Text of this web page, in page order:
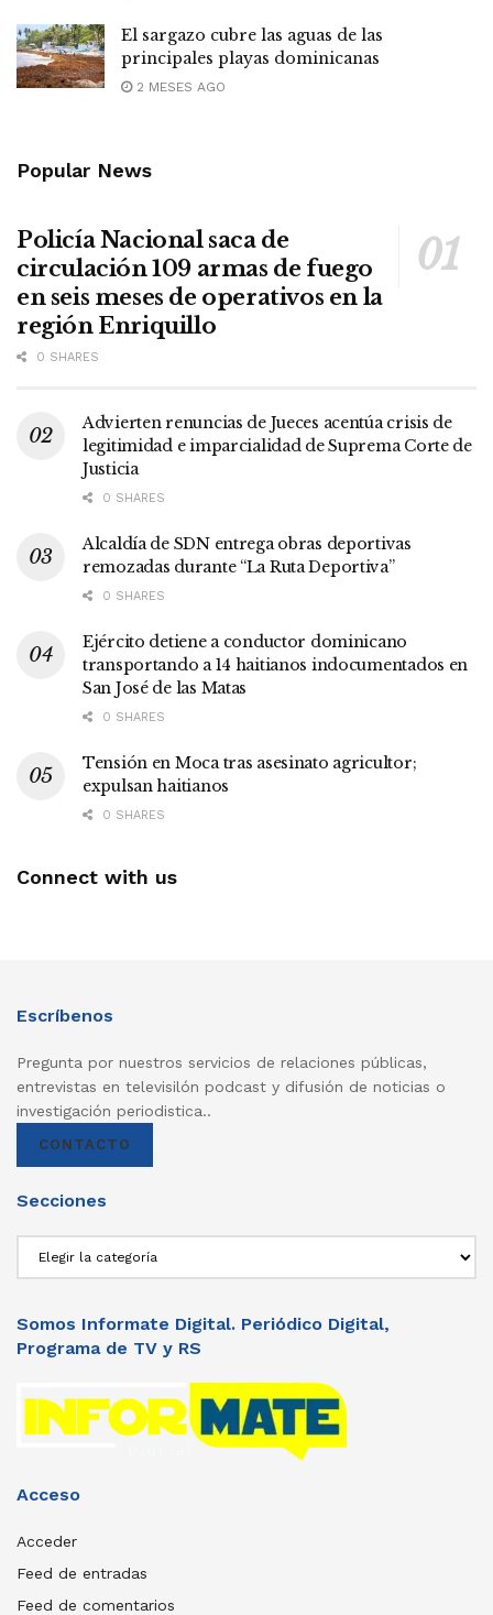
El sargazo cubre las aguas de las
principales playas dominicanas
2 MESES AGO
Popular News
Policía Nacional saca de
circulación 109 armas de fuego
en seis meses de operativos en la
región Enriquillo
0 SHARES
Advierten renuncias de Jueces acentúa crisis de
legitimidad e imparcialidad de Suprema Corte de
Justicia
0 SHARES
Alcaldía de SDN entrega obras deportivas
remozadas durante “La Ruta Deportiva”
0 SHARES
Ejército detiene a conductor dominicano
transportando a 14 haitianos indocumentados en
San José de las Matas
0 SHARES
Tensión en Moca tras asesinato agricultor;
expulsan haitianos
0 SHARES
Connect with us
Escríbenos
Pregunta por nuestros servicios de relaciones públicas,
entrevistas en televisilón podcast y difusión de noticias o
investigación periodistica..
CONTACTO
Secciones
Somos Informate Digital. Periódico Digital,
Programa de TV y RS
Acceso
Acceder
Feed de entradas
Feed de comentarios